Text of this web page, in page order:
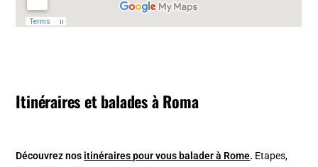
Itinéraires et balades à Roma
Découvrez nos itinéraires pour vous balader à Rome. Etapes,